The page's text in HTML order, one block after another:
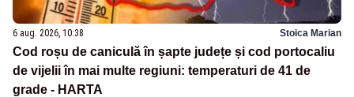
6 aug. 2026, 10:38 Stoica Marian
Cod roșu de caniculă în șapte județe și cod portocaliu
de vijelii în mai multe regiuni: temperaturi de 41 de
grade - HARTA